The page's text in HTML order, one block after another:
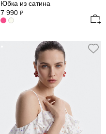
Юбка из сатина
7 990 ₽